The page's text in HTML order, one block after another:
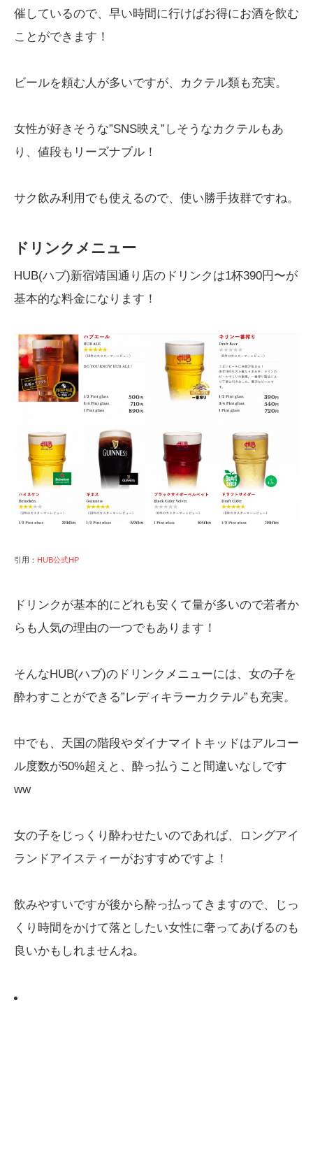
催しているので、早い時間に行けばお得にお酒を飲む
ことができます！
ビールを頼む人が多いですが、カクテル類も充実。
女性が好きそうな”SNS映え”しそうなカクテルもあ
り、値段もリーズナブル！
サク飲み利用でも使えるので、使い勝手抜群ですね。
ドリンクメニュー
HUB(ハブ)新宿靖国通り店のドリンクは1杯390円〜が
基本的な料金になります！
引用： HUB公式HP
ドリンクが基本的にどれも安くて量が多いので若者か
らも人気の理由の一つでもあります！
そんなHUB(ハブ)のドリンクメニューには、女の子を
酔わすことができる”レディキラーカクテル”も充実。
中でも、天国の階段やダイナマイトキッドはアルコー
ル度数が50%超えと、酔っ払うこと間違いなしです
ww
女の子をじっくり酔わせたいのであれば、ロングアイ
ランドアイスティーがおすすめですよ！
飲みやすいですが後から酔っ払ってきますので、じっ
くり時間をかけて落としたい女性に奢ってあげるのも
良いかもしれませんね。